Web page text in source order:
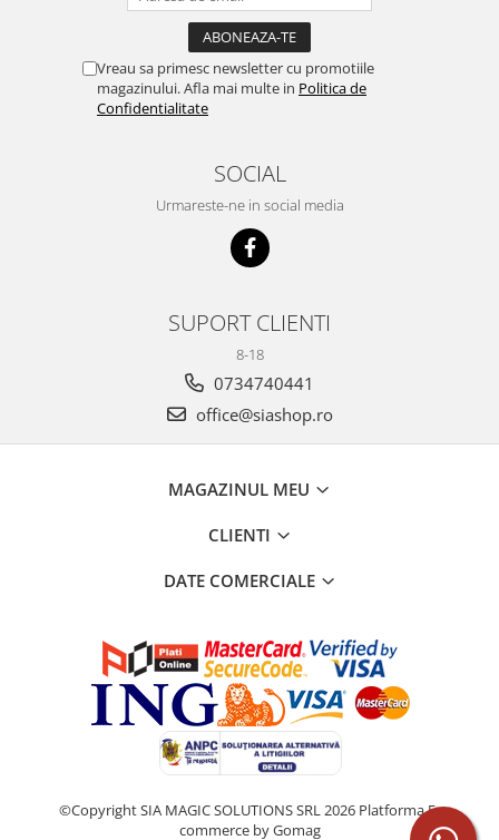
Vreau sa primesc newsletter cu promotiile
magazinului. Afla mai multe in Politica de
Confidentialitate
SOCIAL
Urmareste-ne in social media
SUPORT CLIENTI
8-18
0734740441
office@siashop.ro
MAGAZINUL MEU
CLIENTI
DATE COMERCIALE
©Copyright SIA MAGIC SOLUTIONS SRL 2026 Platforma E-
commerce by Gomag